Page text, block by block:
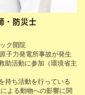
・防災士
ク開院
子力発電所事故が発生
助活動に参加（環境省主
持ち活動を行っている
よる動物への影響に関